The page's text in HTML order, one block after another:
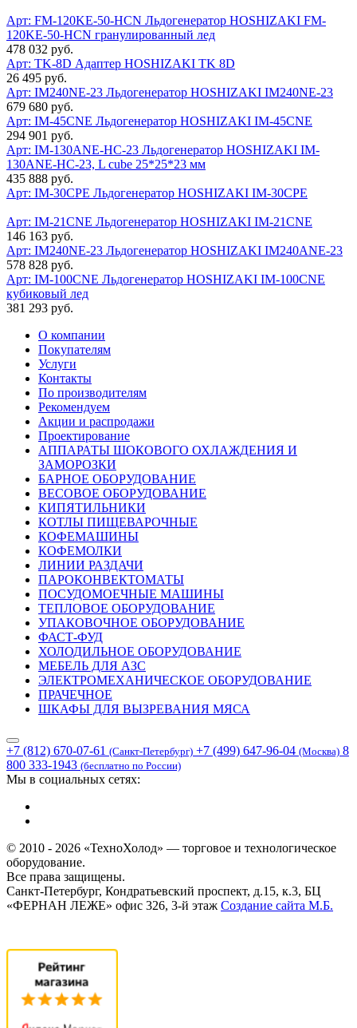
Арт: FM-120KE-50-HCN Льдогенератор HOSHIZAKI FM-
120KE-50-HCN гранулированный лед
478 032 руб.
Арт: TK-8D Адаптер HOSHIZAKI TK 8D
26 495 руб.
Арт: IM240NE-23 Льдогенератор HOSHIZAKI IM240NE-23
679 680 руб.
Арт: IM-45CNE Льдогенератор HOSHIZAKI IM-45CNE
294 901 руб.
Арт: IM-130ANE-HC-23 Льдогенератор HOSHIZAKI IM-
130ANE-HC-23, L cube 25*25*23 мм
435 888 руб.
Арт: IM-30CPE Льдогенератор HOSHIZAKI IM-30CPE
Арт: IM-21CNE Льдогенератор HOSHIZAKI IM-21CNE
146 163 руб.
Арт: IM240NE-23 Льдогенератор HOSHIZAKI IM240АNE-23
578 828 руб.
Арт: IM-100CNE Льдогенератор HOSHIZAKI IM-100CNE
кубиковый лед
381 293 руб.
О компании
Покупателям
Услуги
Контакты
По производителям
Рекомендуем
Акции и распродажи
Проектирование
АППАРАТЫ ШОКОВОГО ОХЛАЖДЕНИЯ И
ЗАМОРОЗКИ
БАРНОЕ ОБОРУДОВАНИЕ
ВЕСОВОЕ ОБОРУДОВАНИЕ
КИПЯТИЛЬНИКИ
КОТЛЫ ПИЩЕВАРОЧНЫЕ
КОФЕМАШИНЫ
КОФЕМОЛКИ
ЛИНИИ РАЗДАЧИ
ПАРОКОНВЕКТОМАТЫ
ПОСУДОМОЕЧНЫЕ МАШИНЫ
ТЕПЛОВОЕ ОБОРУДОВАНИЕ
УПАКОВОЧНОЕ ОБОРУДОВАНИЕ
ФАСТ-ФУД
ХОЛОДИЛЬНОЕ ОБОРУДОВАНИЕ
МЕБЕЛЬ ДЛЯ АЗС
ЭЛЕКТРОМЕХАНИЧЕСКОЕ ОБОРУДОВАНИЕ
ПРАЧЕЧНОЕ
ШКАФЫ ДЛЯ ВЫЗРЕВАНИЯ МЯСА
+7 (812) 670-07-61 (Санкт-Петербург) +7 (499) 647-96-04 (Москва) 8
800 333-1943 (бесплатно по России)
Мы в социальных сетях:
© 2010 - 2026 «ТехноХолод» — торговое и технологическое
оборудование.
Все права защищены.
Санкт-Петербург, Кондратьевский проспект, д.15, к.3, БЦ
«ФЕРНАН ЛЕЖЕ» офис 326, 3-й этаж Создание сайта М.Б.